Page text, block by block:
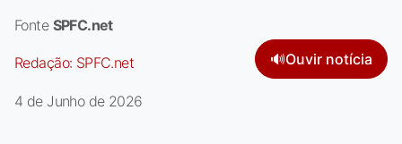
Fonte SPFC.net
Redação: SPFC.net 🔊Ouvir notícia
4 de Junho de 2026